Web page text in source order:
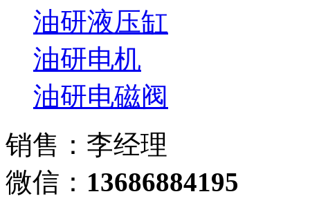
油研液压缸
油研电机
油研电磁阀
销售：李经理
微信： 13686884195